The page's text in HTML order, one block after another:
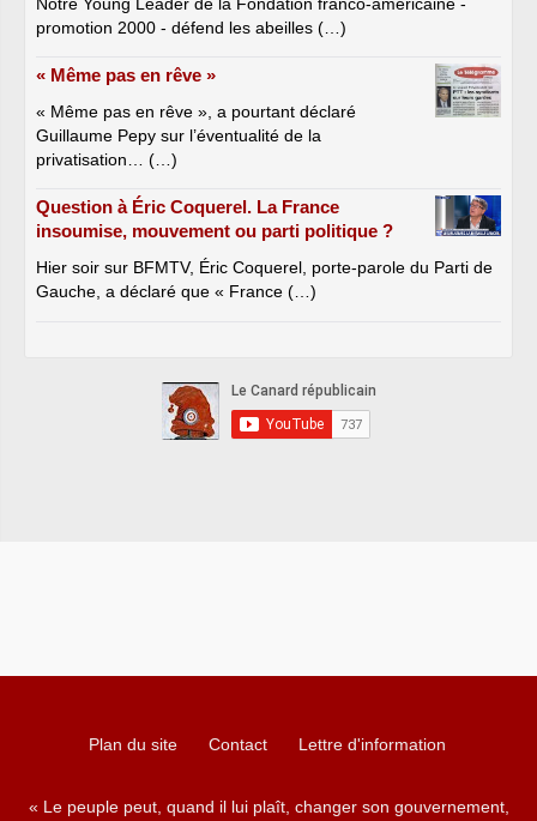
promotion 2000 - défend les abeilles (…)
« Même pas en rêve »
« Même pas en rêve », a pourtant déclaré
Guillaume Pepy sur l’éventualité de la
privatisation… (…)
Question à Éric Coquerel. La France
insoumise, mouvement ou parti politique ?
Hier soir sur BFMTV, Éric Coquerel, porte-parole du Parti de
Gauche, a déclaré que « France (…)
Plan du site Contact Lettre d'information
« Le peuple peut, quand il lui plaît, changer son gouvernement,